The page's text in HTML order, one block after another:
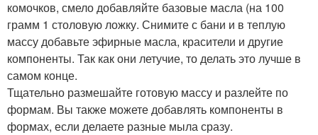
комочков, смело добавляйте базовые масла (на 100
грамм 1 столовую ложку. Снимите с бани и в теплую
массу добавьте эфирные масла, красители и другие
компоненты. Так как они летучие, то делать это лучше в
самом конце.
Тщательно размешайте готовую массу и разлейте по
формам. Вы также можете добавлять компоненты в
формах, если делаете разные мыла сразу.